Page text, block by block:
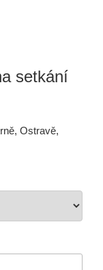
setkání
Ostravě,